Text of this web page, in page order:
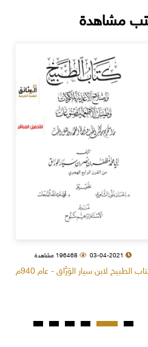
مشاهدة
03-04-2021 196468 مشاهدة
الطبيخ لابن سيار الوَرَّاق - عام 940م